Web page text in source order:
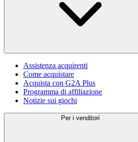
Assistenza acquirenti
Come acquistare
Acquista con G2A Plus
Programma di affiliazione
Notizie sui giochi
Per i venditori